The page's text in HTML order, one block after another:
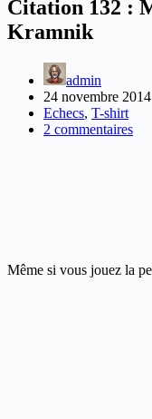
Citation 132 :
Kramnik
admin
24 novembre 2014
Echecs, T-shirt
2 commentaires
Même si vous jouez la